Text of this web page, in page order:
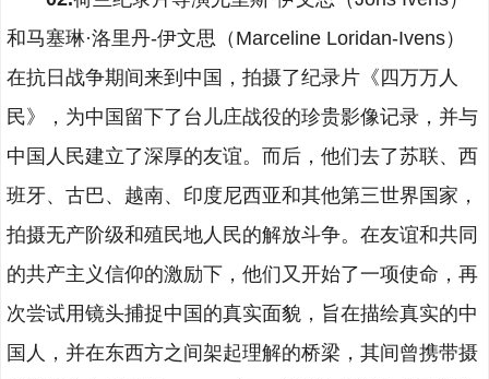
和马塞琳·洛里丹-伊文思（Marceline Loridan-Ivens）
在抗日战争期间来到中国，拍摄了纪录片《四万万人
民》，为中国留下了台儿庄战役的珍贵影像记录，并与
中国人民建立了深厚的友谊。而后，他们去了苏联、西
班牙、古巴、越南、印度尼西亚和其他第三世界国家，
拍摄无产阶级和殖民地人民的解放斗争。在友谊和共同
的共产主义信仰的激励下，他们又开始了一项使命，再
次尝试用镜头捕捉中国的真实面貌，旨在描绘真实的中
国人，并在东西方之间架起理解的桥梁，其间曾携带摄